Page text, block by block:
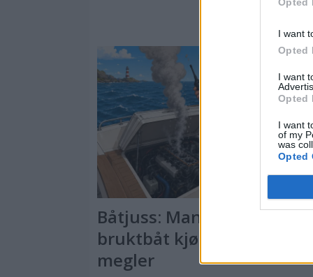
I want
Opted
I want
Opted
I want
of my
was
Opted
Båtjuss: Mangler ved
bruktbåt kjøpt gjennom
megler